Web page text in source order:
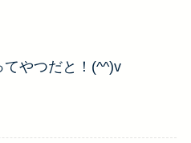
やつだと！(^^)v